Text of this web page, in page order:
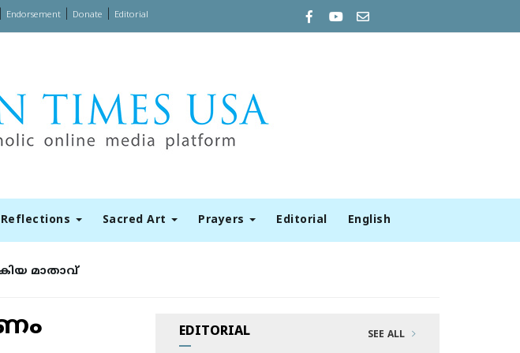
Endorsement| Donate Editorial
Reflections Sacred Art Prayers Editorial English
മാതാവ്‌
EDITORIAL SEE ALL